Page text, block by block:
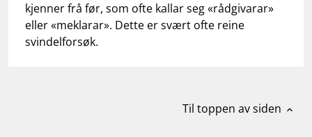
kjenner frå før, som ofte kallar seg «rådgivarar»
eller «meklarar». Dette er svært ofte reine
svindelforsøk.
Til toppen av siden expand_less